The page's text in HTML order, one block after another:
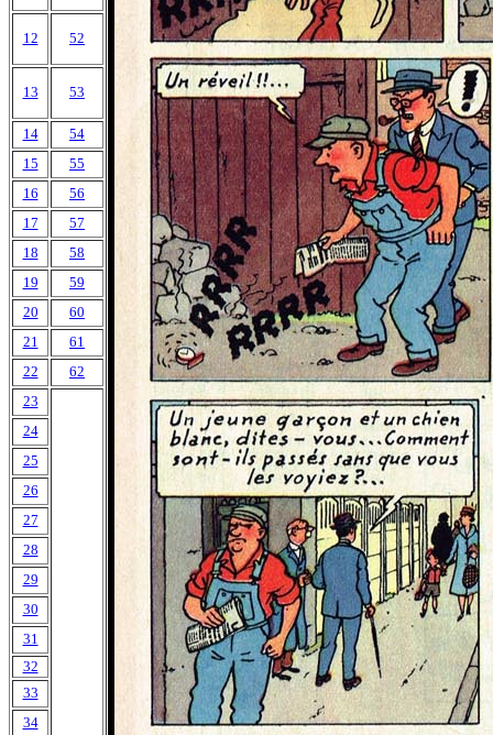
12 52
13 53
14
54
15
55
16
56
17
57
18
58
19
59
20
60
21
61
22
62
23
24
25
26
27
28
29
30
31
32
33
34